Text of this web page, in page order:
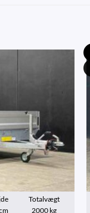
Totalvægt
2000 kg